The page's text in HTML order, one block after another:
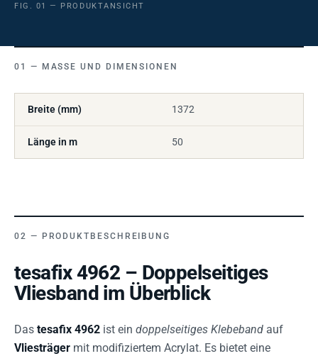
FIG. 01 — PRODUKTANSICHT
MASSE UND DIMENSIONEN
Breite (mm) 1372
Länge in m 50
PRODUKTBESCHREIBUNG
tesafix 4962 – Doppelseitiges
Vliesband im Überblick
Das tesafix 4962 ist ein doppelseitiges Klebeband auf
Vliesträger mit modifiziertem Acrylat. Es bietet eine